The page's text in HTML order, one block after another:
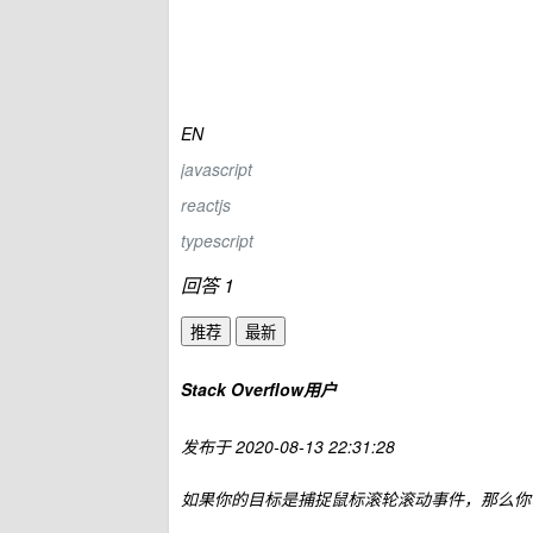
EN
javascript
reactjs
typescript
回答 1
推荐 最新
Stack Overflow用户
发布于2020-08-13 22:31:28
如果你的目标是捕捉鼠标滚轮滚动事件，那么你